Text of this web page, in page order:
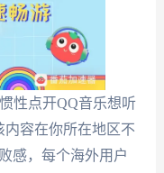
性点开QQ音乐想听
容在你所在地区不
感，每个海外用户